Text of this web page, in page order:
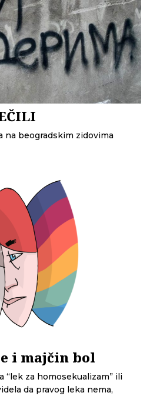
na beogradskim zidovima
i majčin bol
“lek za homosekualizam” ili
da pravog leka nema,